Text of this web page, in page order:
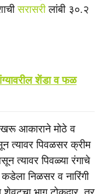
सरासरीलांबी ३०.२
शेंडा व फळ
आकाराने मोठे व
त्यावर पिवळसर क्रीम
त्यावर पिवळ्या रंगाचे
निळसर व नारिंगी